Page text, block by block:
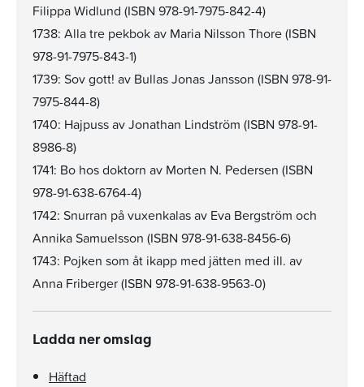
Filippa Widlund (ISBN 978-91-7975-842-4)
1738: Alla tre pekbok av Maria Nilsson Thore (ISBN
978-91-7975-843-1)
1739: Sov gott! av Bullas Jonas Jansson (ISBN 978-91-
7975-844-8)
1740: Hajpuss av Jonathan Lindström (ISBN 978-91-
8986-8)
1741: Bo hos doktorn av Morten N. Pedersen (ISBN
978-91-638-6764-4)
1742: Snurran på vuxenkalas av Eva Bergström och
Annika Samuelsson (ISBN 978-91-638-8456-6)
1743: Pojken som åt ikapp med jätten med ill. av
Anna Friberger (ISBN 978-91-638-9563-0)
Ladda ner omslag
Häftad